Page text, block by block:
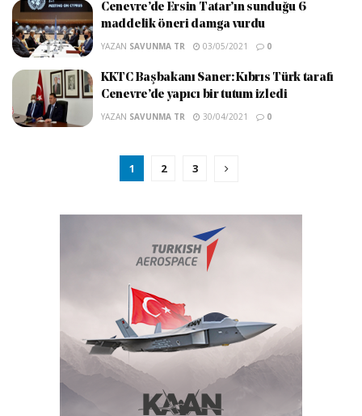
Cenevre’de Ersin Tatar’ın sunduğu 6
maddelik öneri damga vurdu
YAZAN SAVUNMA TR 03/05/2021 0
KKTC Başbakanı Saner: Kıbrıs Türk tarafı
Cenevre’de yapıcı bir tutum izledi
YAZAN SAVUNMA TR 30/04/2021 0
1 2 3